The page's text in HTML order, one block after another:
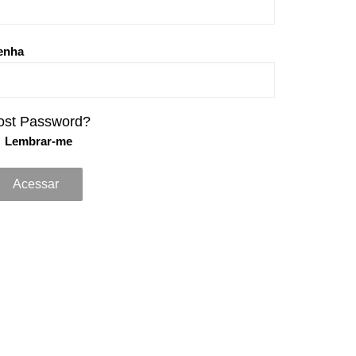
Password?
Lembrar-me